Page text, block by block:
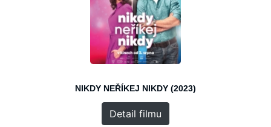
NIKDY NEŘÍKEJ NIKDY (2023)
Detail filmu